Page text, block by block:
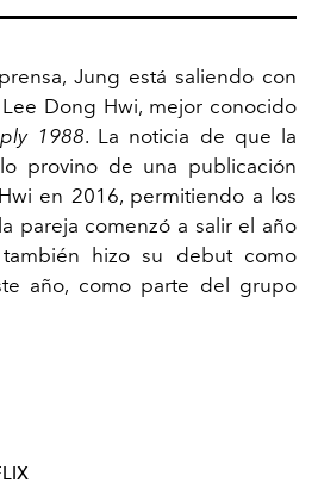
Jung está saliendo con
Dong Hwi, mejor conocido
1988. La noticia de que la
provino de una publicación
en 2016, permitiendo a los
pareja comenzó a salir el año
hizo su debut como
año, como parte del grupo